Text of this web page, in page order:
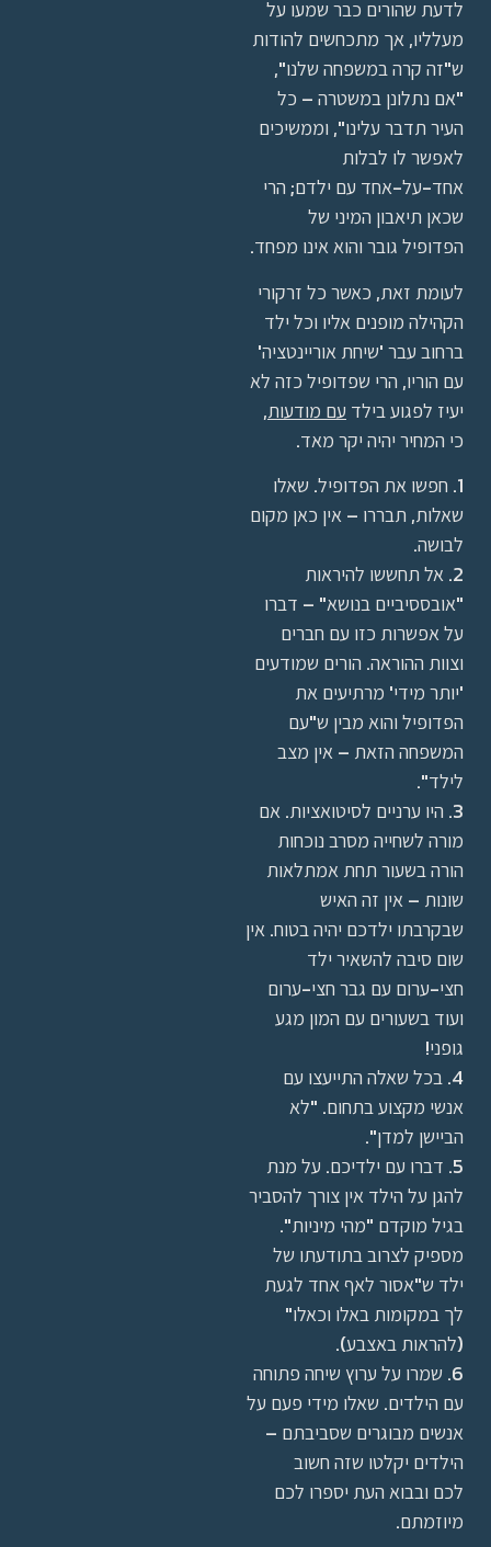
לדעת שהורים כבר שמעו על
מעלליו, אך מתכחשים להודות
ש"זה קרה במשפחה שלנו",
"אם נתלונן במשטרה – כל
העיר תדבר עלינו", וממשיכים
לאפשר לו לבלות
אחד-על-אחד עם ילדם; הרי
שכאן תיאבון המיני של
הפדופיל גובר והוא אינו מפחד.
לעומת זאת, כאשר כל זרקורי
הקהילה מופנים אליו וכל ילד
ברחוב עבר 'שיחת אוריינטציה'
עם הוריו, הרי שפדופיל כזה לא
יעיז לפגוע בילד עם מודעות,
כי המחיר יהיה יקר מאד.
1. חפשו את הפדופיל. שאלו
שאלות, תבררו – אין כאן מקום
לבושה.
2. אל תחששו להיראות
"אובססיביים בנושא" – דברו
על אפשרות כזו עם חברים
וצוות ההוראה. הורים שמודעים
'יותר מידי' מרתיעים את
הפדופיל והוא מבין ש"עם
המשפחה הזאת – אין מצב
לילד".
3. היו ערניים לסיטואציות. אם
מורה לשחייה מסרב נוכחות
הורה בשעור תחת אמתלאות
שונות – אין זה האיש
שבקרבתו ילדכם יהיה בטוח. אין
שום סיבה להשאיר ילד
חצי-ערום עם גבר חצי-ערום
ועוד בשעורים עם המון מגע
גופני!
4. בכל שאלה התייעצו עם
אנשי מקצוע בתחום. "לא
הביישן למדן".
5. דברו עם ילדיכם. על מנת
להגן על הילד אין צורך להסביר
בגיל מוקדם "מהי מיניות".
מספיק לצרוב בתודעתו של
ילד ש"אסור לאף אחד לגעת
לך במקומות באלו וכאלו"
(להראות באצבע).
6. שמרו על ערוץ שיחה פתוחה
עם הילדים. שאלו מידי פעם על
אנשים מבוגרים שסביבתם –
הילדים יקלטו שזה חשוב
לכם ובבוא העת יספרו לכם
מיוזמתם.